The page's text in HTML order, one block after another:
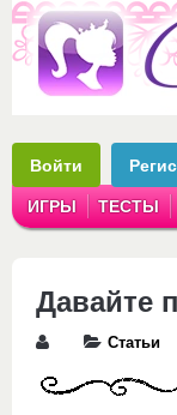
Войти
ИГРЫ ТЕСТЫ
Давайте
Статьи